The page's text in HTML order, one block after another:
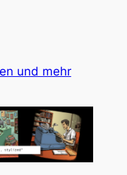
und mehr